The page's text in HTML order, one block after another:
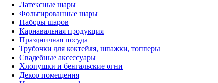
Латексные шары
Фольгированные шары
Наборы шаров
Карнавальная продукция
Праздничная посуда
Трубочки для коктейля, шпажки, топперы
Свадебные аксессуары
Хлопушки и бенгальские огни
Декор помещения